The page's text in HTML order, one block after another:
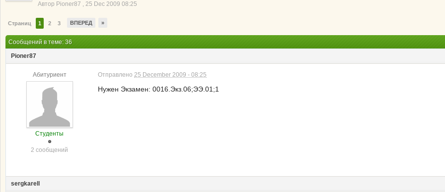
Автор Pioner87 , 25 Dec 2009 08:25
Страниц 1 2 3 ВПЕРЕД »
Сообщений в теме: 36
Pioner87
Абитуриент
Студенты
2 сообщений
Отправлено 25 December 2009 - 08:25
Нужен Экзамен: 0016.Экз.06;ЭЭ.01;1
sergkarell